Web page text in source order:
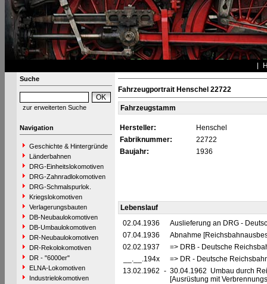
Suche
zur erweiterten Suche
Navigation
Geschichte & Hintergründe
Länderbahnen
DRG-Einheitslokomotiven
DRG-Zahnradlokomotiven
DRG-Schmalspurlok.
Kriegslokomotiven
Verlagerungsbauten
DB-Neubaulokomotiven
DB-Umbaulokomotiven
DR-Neubaulokomotiven
DR-Rekolokomotiven
DR - "6000er"
ELNA-Lokomotiven
Industrielokomotiven
Fahrzeugportrait Henschel 22722
Fahrzeugstamm
Hersteller:
Henschel
Fabriknummer:
22722
Baujahr:
1936
Lebenslauf
02.04.1936
Auslieferung an DRG -
07.04.1936
Abnahme
02.02.1937
=> DRB - Deutsche
__.__.194x
=> DR - Deutsche
13.02.1962 - 30.04.1962 Umbau durch
[Ausrüstung mit